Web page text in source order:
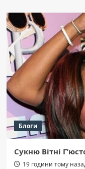
Блоги
Сукню Вітні
19 години тому